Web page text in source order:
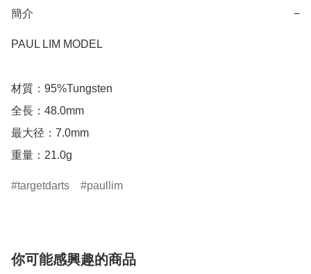
簡介 −
PAUL LIM MODEL
材質：95%Tungsten
全長：48.0mm
最大径：7.0mm
重量：21.0g
targetdarts paullim
你可能感興趣的商品